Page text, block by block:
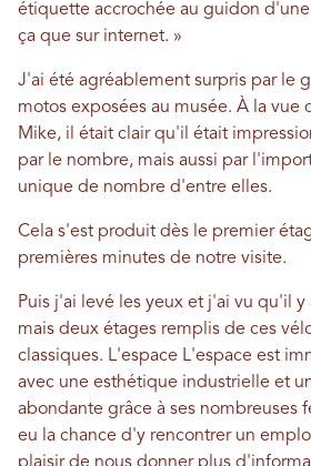
étiquette accrochée au guidon
ça que sur internet. »
J'ai été agréablement surpris par le
motos exposées au musée. À la vue
Mike, il était clair qu'il était
par le nombre, mais aussi par
unique de nombre d'entre elles.
Cela s'est produit dès le premier
premières minutes de notre visite.
Puis j'ai levé les yeux et j'ai vu qu'il y
mais deux étages remplis de ces
classiques. L'espace L'espace est
avec une esthétique industrielle et
abondante grâce à ses nombreuses
eu la chance d'y rencontrer un